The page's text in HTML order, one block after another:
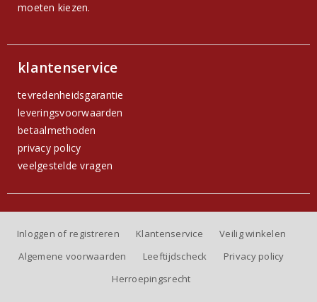
moeten kiezen.
klantenservice
tevredenheidsgarantie
leveringsvoorwaarden
betaalmethoden
privacy policy
veelgestelde vragen
Inloggen of registreren Klantenservice
Veilig winkelen
Algemene voorwaarden
Leeftijdscheck
Privacy policy
Herroepingsrecht